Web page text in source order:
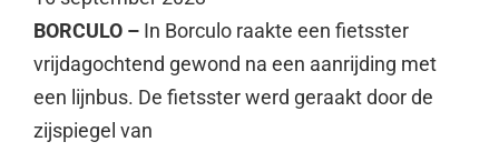
BORCULO – In Borculo raakte een fietsster
vrijdagochtend gewond na een aanrijding met
een lijnbus. De fietsster werd geraakt door de
zijspiegel van